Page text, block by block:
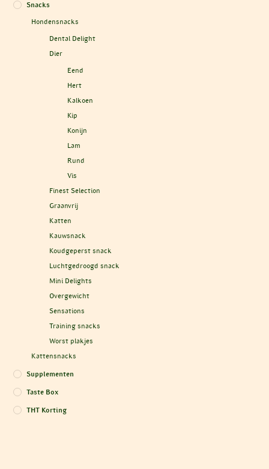
Snacks
Hondensnacks
Dental Delight
Dier
Eend
Hert
Kalkoen
Kip
Konijn
Lam
Rund
Vis
Finest Selection
Graanvrij
Katten
Kauwsnack
Koudgeperst snack
Luchtgedroogd snack
Mini Delights
Overgewicht
Sensations
Training snacks
Worst plakjes
Kattensnacks
Supplementen
Taste Box
THT Korting